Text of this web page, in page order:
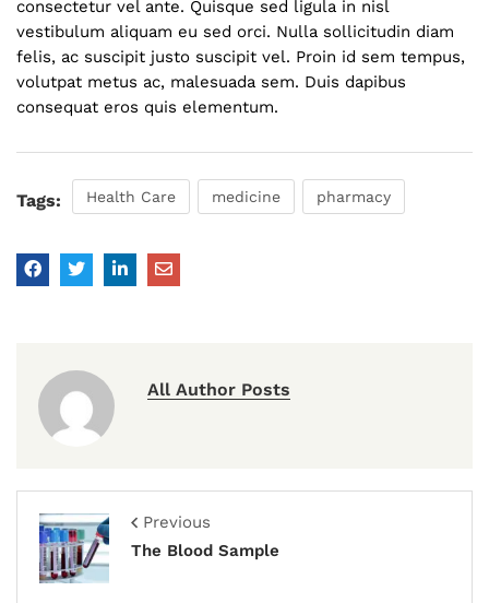
consectetur vel ante. Quisque sed ligula in nisl
vestibulum aliquam eu sed orci. Nulla sollicitudin diam
felis, ac suscipit justo suscipit vel. Proin id sem tempus,
volutpat metus ac, malesuada sem. Duis dapibus
consequat eros quis elementum.
Tags: Health Care medicine pharmacy
All Author Posts
Previous
The Blood Sample